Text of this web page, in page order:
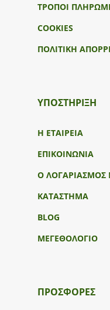
ΤΡΟΠΟΙ
COOKIES
ΠΟΛΙΤΙΚΗ
ΥΠΟΣΤΉΡΙΞΗ
Η ΕΤΑΙΡΕΙΑ
ΕΠΙΚΟΙΝΩΝΙΑ
Ο ΛΟΓΑΡΙΑΣΜΟΣ
ΚΑΤΑΣΤΗΜΑ
BLOG
ΜΕΓΕΘΟΛΟΓΙΟ
ΠΡΟΣΦΟΡΕΣ